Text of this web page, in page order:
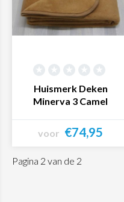
Huismerk Deken
Minerva 3 Camel
voor €74,95
Bekijk product
Pagina 2 van de 2